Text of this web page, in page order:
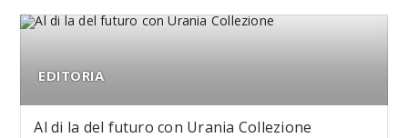
EDITORIA
Al di la del futuro con Urania Collezione